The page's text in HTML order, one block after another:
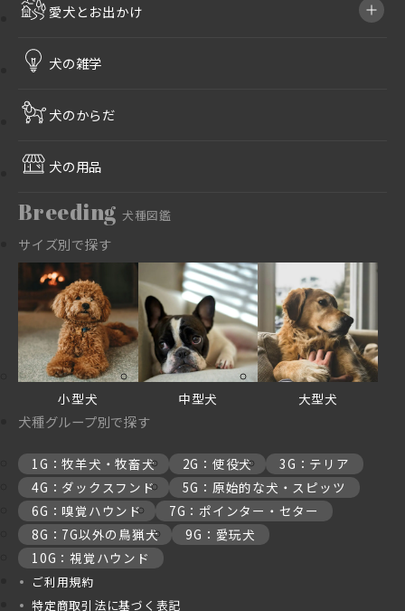
愛犬とお出かけ
犬の雑学
犬のからだ
犬の用品
Breeding 犬種図鑑
サイズ別で探す
小型犬 中型犬 大型犬
犬種グループ別で探す
1G：牧羊犬・牧畜犬 2G：使役犬
3G：テリア
4G：ダックスフンド
5G：原始的な犬・スピッツ
6G：嗅覚ハウンド
7G：ポインター・セター
8G：7G以外の鳥猟犬
9G：愛玩犬
10G：視覚ハウンド
ご利用規約
特定商取引法に基づく表記